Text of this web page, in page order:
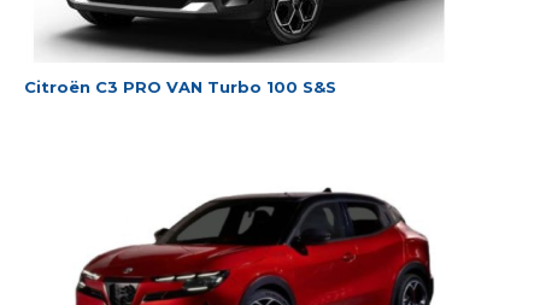
Citroën C3 PRO VAN Turbo 100 S&S